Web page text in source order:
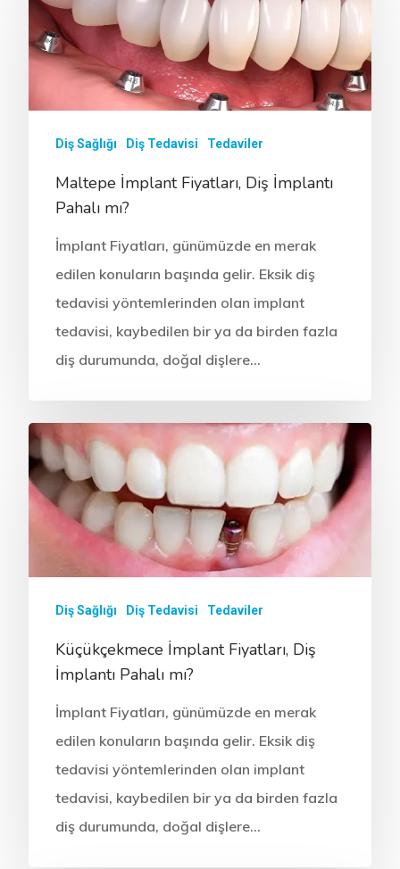
Diş Sağlığı Diş Tedavisi Tedaviler
Maltepe İmplant Fiyatları, Diş İmplantı
Pahalı mı?
İmplant Fiyatları, günümüzde en merak
edilen konuların başında gelir. Eksik diş
tedavisi yöntemlerinden olan implant
tedavisi, kaybedilen bir ya da birden fazla
diş durumunda, doğal dişlere…
Diş Sağlığı Diş Tedavisi Tedaviler
Küçükçekmece İmplant Fiyatları, Diş
İmplantı Pahalı mı?
İmplant Fiyatları, günümüzde en merak
edilen konuların başında gelir. Eksik diş
tedavisi yöntemlerinden olan implant
tedavisi, kaybedilen bir ya da birden fazla
diş durumunda, doğal dişlere…
(Pedodonti)